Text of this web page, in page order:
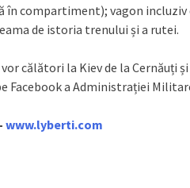
în compartiment); vagon
de istoria trenului și a rutei.
călători la Kiev de la Cernăuți
Facebook a Administrației
www.lyberti.com